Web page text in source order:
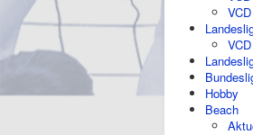
Hobby
Beach